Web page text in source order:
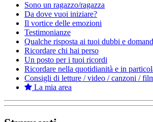
Sono un ragazzo/ragazza
Da dove vuoi iniziare?
Il vortice delle emozioni
Testimonianze
Qualche risposta ai tuoi dubbi e
Ricordare chi hai perso
Un posto per i tuoi ricordi
Ricordare nella quotidianità e in
Consigli di letture / video / canzoni /
La mia area